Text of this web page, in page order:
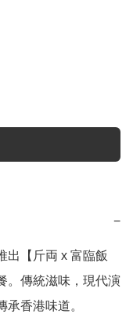
−
出【斤両 x 富臨飯
。傳統滋味，現代演
香港味道。